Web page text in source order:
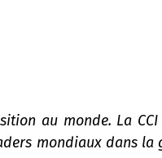
au monde. La
mondiaux dans la